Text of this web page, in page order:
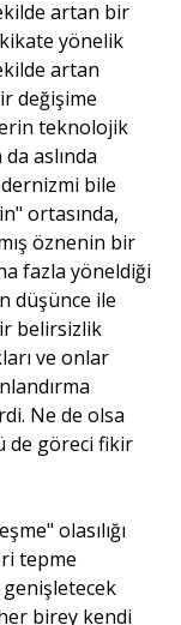
artan bir
yönelik
artan
değişime
teknolojik
aslında
bile
ortasında,
öznenin bir
fazla yöneldiği
düşünce ile
belirsizlik
ve onlar
Ne de olsa
de göreci fikir
olasılığı
tepme
genişletecek
birey kendi